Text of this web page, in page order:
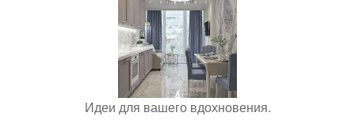
Идеи для вашего вдохновения.